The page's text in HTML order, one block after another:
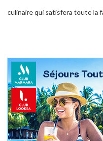
culinaire qui satisfera toute la